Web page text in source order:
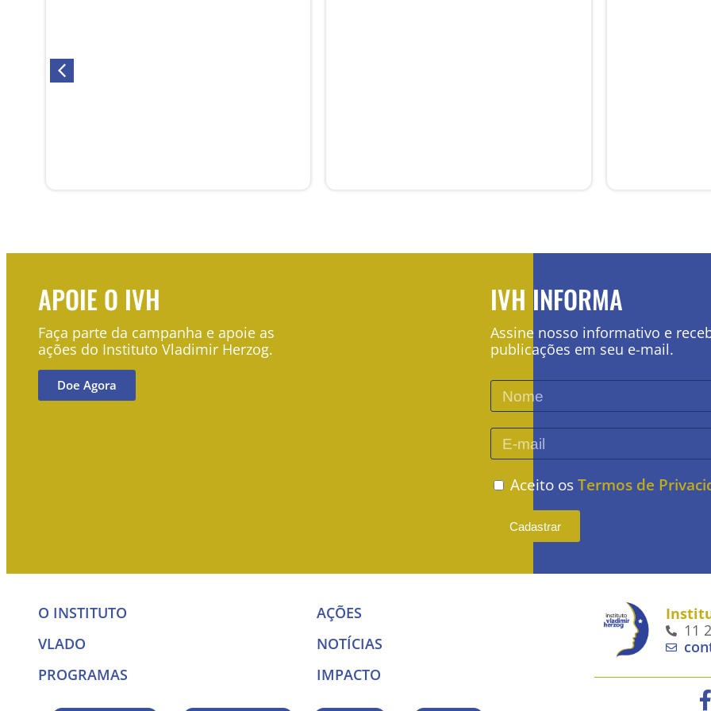
APOIE O IVH
Faça parte da campanha e apoie as
ações do Instituto Vladimir Herzog.
Doe Agora
IVH INFORMA
Assine nosso informativo e
publicações em seu e-mail.
Aceito osTermos de
Cadastrar
O INSTITUTO
VLADO
PROGRAMAS
AÇÕES
NOTÍCIAS
IMPACTO
11